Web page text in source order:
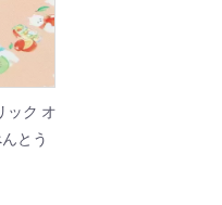
ック オ
とう